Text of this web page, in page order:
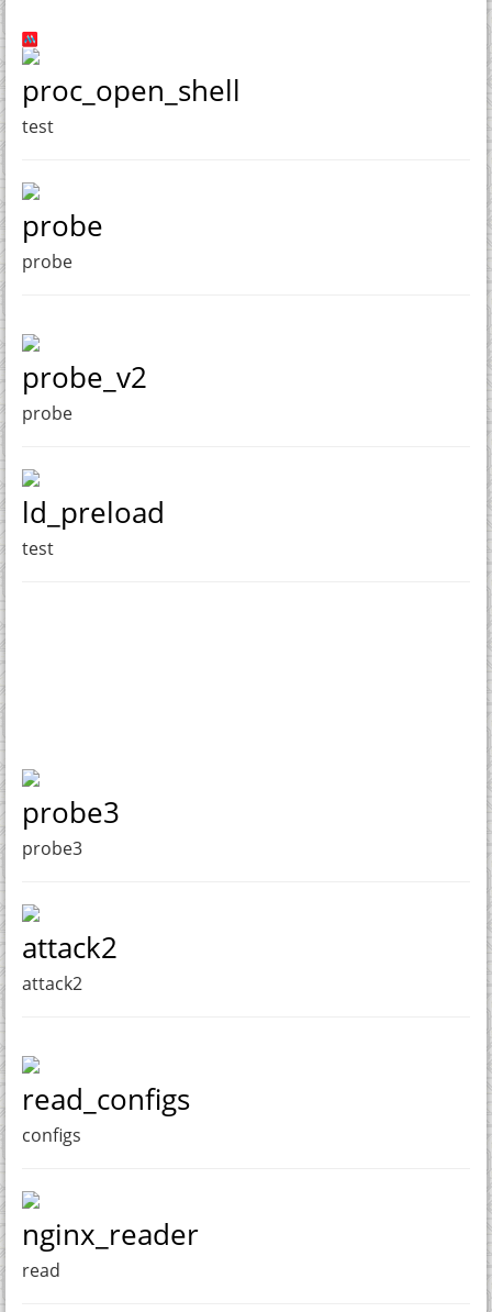
proc_open_shell
test
probe
probe
probe_v2
probe
ld_preload
test
probe3
probe3
attack2
attack2
read_configs
configs
nginx_reader
read